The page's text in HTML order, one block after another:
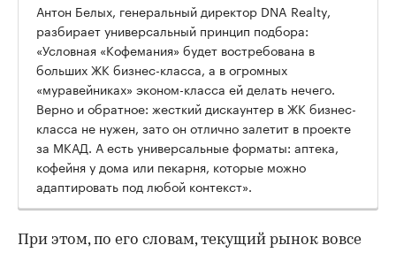
Антон Белых, генеральный директор DNA Realty,
разбирает универсальный принцип подбора:
«Условная «Кофемания» будет востребована в
больших ЖК бизнес-класса, а в огромных
«муравейниках» эконом-класса ей делать нечего.
Верно и обратное: жесткий дискаунтер в ЖК бизнес-
класса не нужен, зато он отлично залетит в проекте
за МКАД. А есть универсальные форматы: аптека,
кофейня у дома или пекарня, которые можно
адаптировать под любой контекст».
При этом, по его словам, текущий рынок вовсе